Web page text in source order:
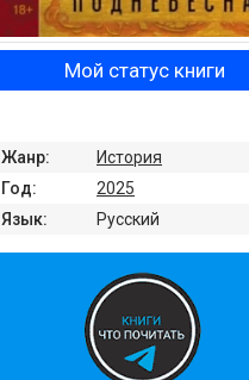
Мой статус книги
Жанр:
История
Год:
2025
Язык:
Русский